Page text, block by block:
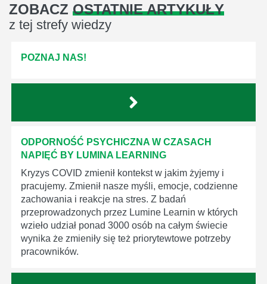
ZOBACZ OSTATNIE ARTYKUŁY
z tej strefy wiedzy
POZNAJ NAS!
ODPORNOŚĆ PSYCHICZNA W CZASACH
NAPIĘĆ BY LUMINA LEARNING
Kryzys COVID zmienił kontekst w jakim żyjemy i
pracujemy. Zmienił nasze myśli, emocje, codzienne
zachowania i reakcje na stres. Z badań
przeprowadzonych przez Lumine Learnin w których
wzieło udział ponad 3000 osób na całym świecie
wynika że zmieniły się też priorytewtowe potrzeby
pracowników.